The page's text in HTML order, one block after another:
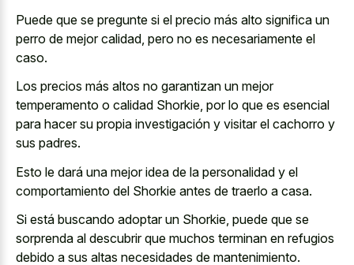
Puede que se pregunte si el precio más alto significa un
perro de mejor calidad, pero no es necesariamente el
caso.
Los precios más altos no garantizan un mejor
temperamento o calidad Shorkie, por lo que es esencial
para hacer su propia investigación y visitar el cachorro y
sus padres.
Esto le dará una mejor idea de la personalidad y el
comportamiento del Shorkie antes de traerlo a casa.
Si está buscando adoptar un Shorkie, puede que se
sorprenda al descubrir que muchos terminan en refugios
debido a sus altas necesidades de mantenimiento.